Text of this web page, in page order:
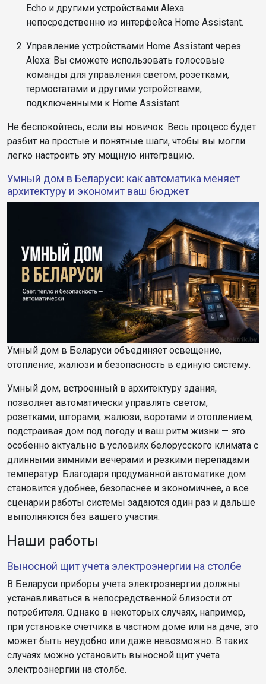
Echo и другими устройствами Alexa
непосредственно из интерфейса Home Assistant.
Управление устройствами Home Assistant через
Alexa: Вы сможете использовать голосовые
команды для управления светом, розетками,
термостатами и другими устройствами,
подключенными к Home Assistant.
Не беспокойтесь, если вы новичок. Весь процесс будет
разбит на простые и понятные шаги, чтобы вы могли
легко настроить эту мощную интеграцию.
Умный дом в Беларуси: как автоматика меняет
архитектуру и экономит ваш бюджет
Умный дом в Беларуси объединяет освещение,
отопление, жалюзи и безопасность в единую систему.
Умный дом, встроенный в архитектуру здания,
позволяет автоматически управлять светом,
розетками, шторами, жалюзи, воротами и отоплением,
подстраивая дом под погоду и ваш ритм жизни — это
особенно актуально в условиях белорусского климата с
длинными зимними вечерами и резкими перепадами
температур. Благодаря продуманной автоматике дом
становится удобнее, безопаснее и экономичнее, а все
сценарии работы системы задаются один раз и дальше
выполняются без вашего участия.
Наши работы
Выносной щит учета электроэнергии на столбе
В Беларуси приборы учета электроэнергии должны
устанавливаться в непосредственной близости от
потребителя. Однако в некоторых случаях, например,
при установке счетчика в частном доме или на даче, это
может быть неудобно или даже невозможно. В таких
случаях можно установить выносной щит учета
электроэнергии на столбе.